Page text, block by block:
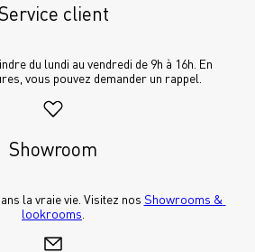
Service client
du lundi au vendredi de 9h à 16h. En
vous pouvez demander un rappel.
Showroom
la vraie vie. Visitez nos Showrooms &
lookrooms